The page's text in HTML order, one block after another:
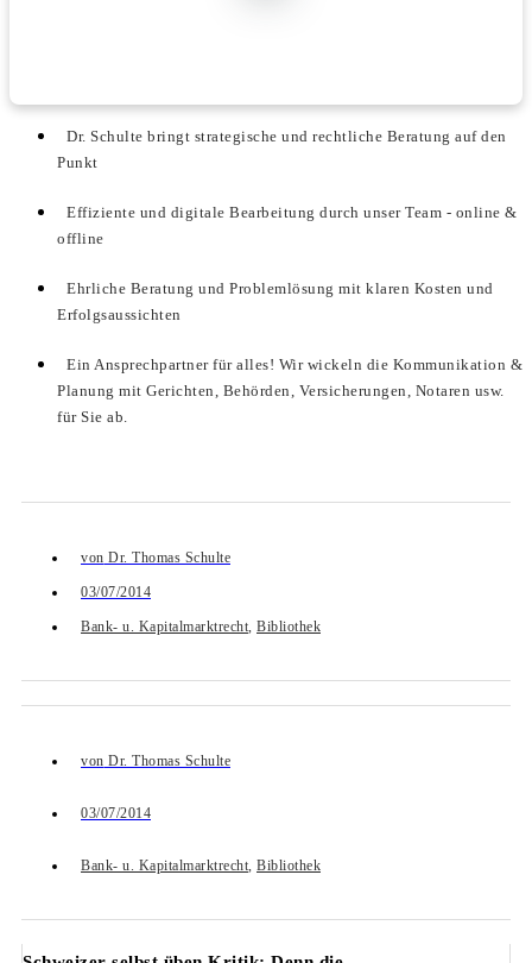
Dr. Schulte bringt strategische und rechtliche Beratung auf den
Punkt
Effiziente und digitale Bearbeitung durch unser Team - online &
offline
Ehrliche Beratung und Problemlösung mit klaren Kosten und
Erfolgsaussichten
Ein Ansprechpartner für alles! Wir wickeln die Kommunikation &
Planung mit Gerichten, Behörden, Versicherungen, Notaren usw.
für Sie ab.
von Dr. Thomas Schulte
03/07/2014
Bank- u. Kapitalmarktrecht, Bibliothek
von Dr. Thomas Schulte
03/07/2014
Bank- u. Kapitalmarktrecht, Bibliothek